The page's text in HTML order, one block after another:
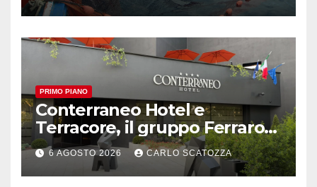
PRIMO PIANO
Conterraneo Hotel e
Terracore, il gruppo Ferraro
amplia l’ ospitalità e il gusto
alle porte di Caserta
6 AGOSTO 2026 CARLO SCATOZZA